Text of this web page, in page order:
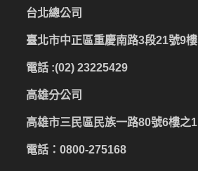
台北總公司
臺北市中正區重慶南路3段21號9樓
電話 :(02) 23225429
高雄分公司
高雄市三民區民族一路80號6樓之1
電話：0800-275168